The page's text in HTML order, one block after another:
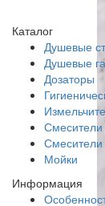
Каталог
Душевые
Душевые
Дозаторы
Смесители
Мойки
Информация